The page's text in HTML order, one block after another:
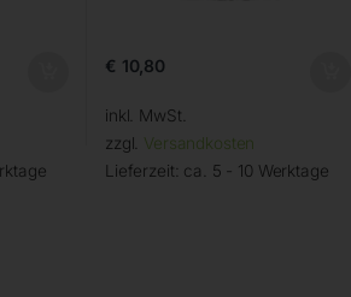
€ 10,80
inkl. MwSt.
zzgl. Versandkosten
Lieferzeit: ca. 5 - 10 Werktage